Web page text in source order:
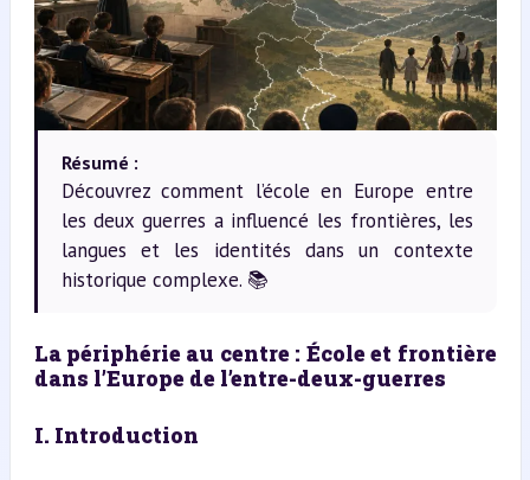
Résumé :
Découvrez comment l’école en Europe entre
les deux guerres a influencé les frontières, les
langues et les identités dans un contexte
historique complexe. 📚
La périphérie au centre : École et frontière
dans l’Europe de l’entre-deux-guerres
I. Introduction